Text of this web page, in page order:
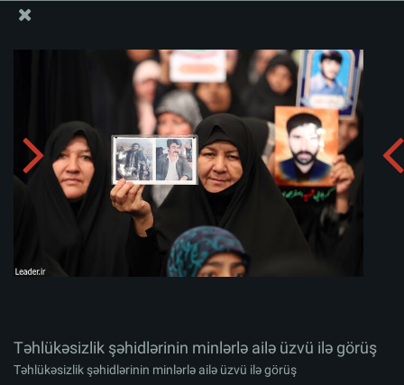
Təhlükəsizlik şəhidlərinin minlərlə ailə üzvü ilə görüş
Albomu yüklə: zip
Təhlükəsizlik şəhidlərinin minlərlə ailə üzvü ilə görüş
Təhlükəsizlik şəhidlərinin minlərlə ailə üzvü ilə görüş